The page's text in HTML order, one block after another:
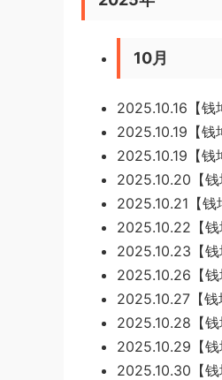
10月
2025.10.16【
2025.10.19【
2025.10.19【
2025.10.20【
2025.10.21【
2025.10.22【
2025.10.23【
2025.10.26【
2025.10.27【
2025.10.28【
2025.10.29【
2025.10.30【